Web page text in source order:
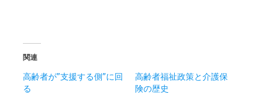
関連
高齢者が”支援する側”に回
る
高齢者福祉政策と介護保
険の歴史